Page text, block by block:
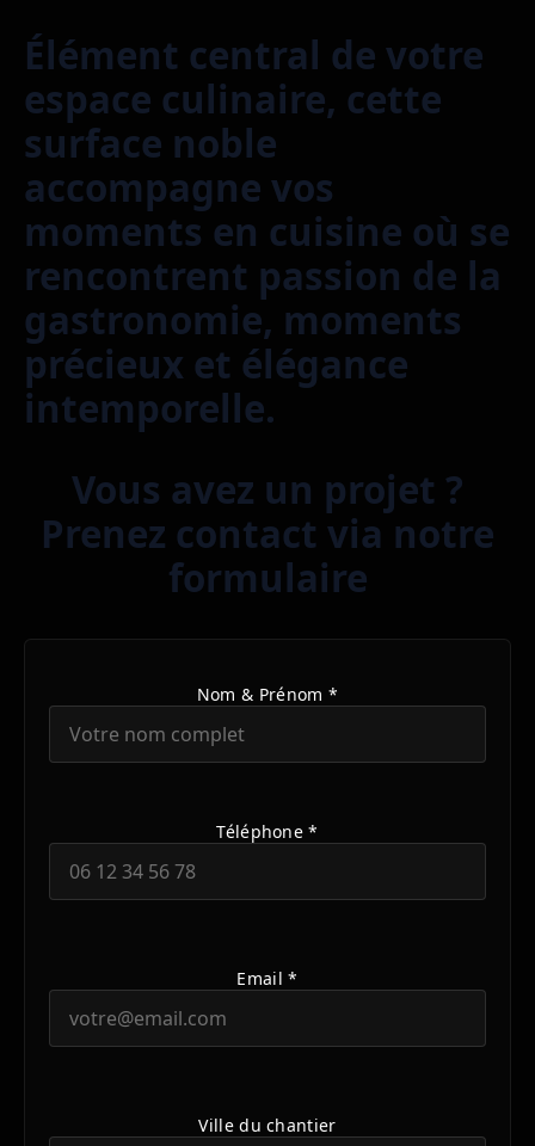
Élément central de votre
espace culinaire, cette
surface noble
accompagne vos
moments en cuisine où se
rencontrent passion de la
gastronomie, moments
précieux et élégance
intemporelle.
Vous avez un projet ?
Prenez contact via notre
formulaire
Nom & Prénom *
Téléphone *
Email *
Ville du chantier